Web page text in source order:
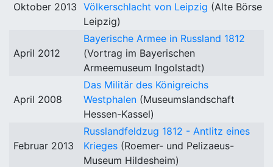
Oktober 2013 Völkerschlacht von Leipzig (Alte Börse
Leipzig)
April 2012
Bayerische Armee in Russland 1812
(Vortrag im Bayerischen
Armeemuseum Ingolstadt)
April 2008
Das Militär des Königreichs
Westphalen (Museumslandschaft
Hessen-Kassel)
Februar 2013
Russlandfeldzug 1812 - Antlitz eines
Krieges (Roemer- und Pelizaeus-
Museum Hildesheim)